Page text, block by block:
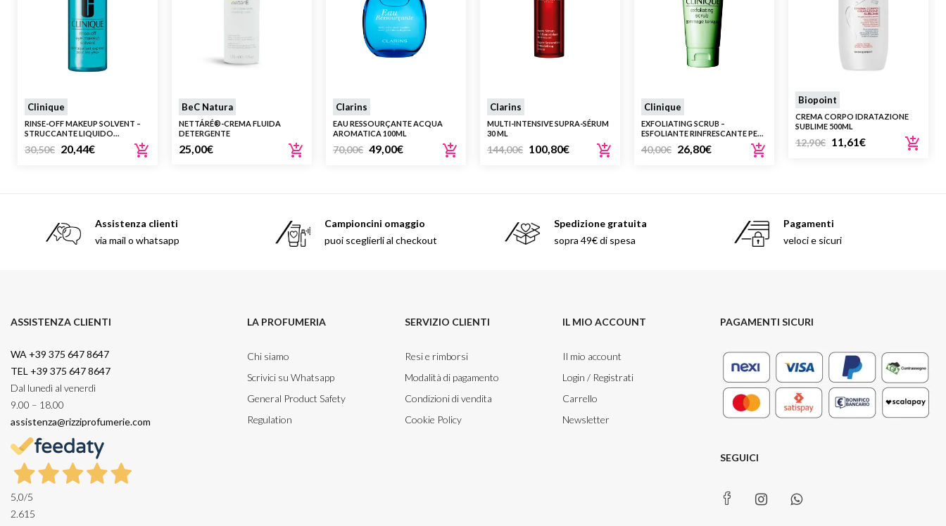
Clinique
RINSE-OFF MAKEUP SOLVENT –
STRUCCANTE LIQUIDO
30,50€ 20,44€
BeC Natura
NETTÁRÉ®-CREMA FLUIDA
DETERGENTE
25,00€
Clarins
EAU RESSOURÇANTE ACQUA
AROMATICA 100ML
70,00€ 49,00€
Clarins
MULTI-INTENSIVE SUPRA-SÉRUM
30 ML
144,00€ 100,80€
Clinique
EXFOLIATING SCRUB –
ESFOLIANTE RINFRESCANTE PER
OLEOSA (TIPO III – IV)
40,00€ 26,80€
Biopoint
CREMA CORPO IDRATAZIONE
SUBLIME 500ML
12,90€ 11,61€
Assistenza clienti
via mail o whatsapp
Campioncini omaggio
puoi sceglierli al checkout
Spedizione gratuita
sopra 49€ di spesa
Pagamenti
veloci e sicuri
ASSISTENZA CLIENTI
WA +39 375 647 8647
TEL +39 375 647 8647
Dal lunedì al venerdì
9.00 – 18.00
assistenza@rizziprofumerie.com
5,0/5
2.615
LA PROFUMERIA
Chi siamo
Scrivici su Whatsapp
General Product Safety
Regulation
SERVIZIO CLIENTI
Resi e rimborsi
Modalità di pagamento
Condizioni di vendita
Cookie Policy
IL MIO ACCOUNT
Il mio account
Login / Registrati
Carrello
Newsletter
PAGAMENTI SICURI
SEGUICI